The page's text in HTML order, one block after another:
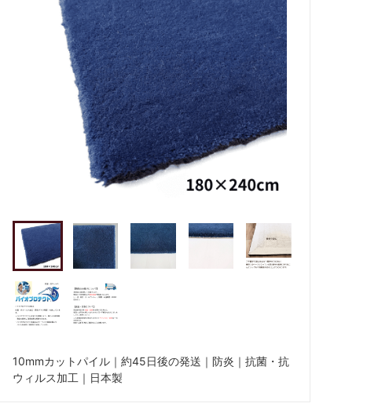
10mmカットパイル｜約45日後の発送｜防炎｜抗菌・抗
ウィルス加工｜日本製